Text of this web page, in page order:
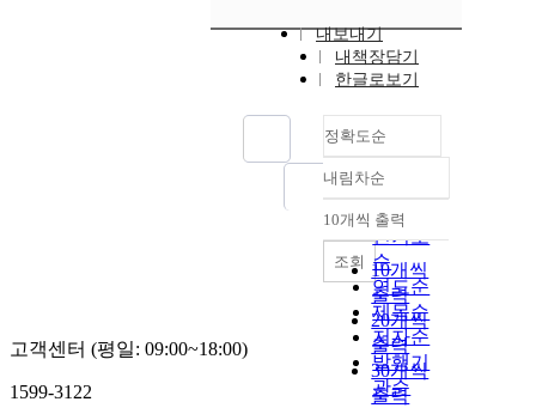
내보내기
내책장담기
한글로보기
정확도순
정확도
순
인기도
순
연도순
제목순
저자순
발행기
관순
내림차순
내림차순
10개씩 출력
10개씩
출력
20개씩
출력
30개씩
출력
조회
고객센터 (평일: 09:00~18:00)
1599-3122